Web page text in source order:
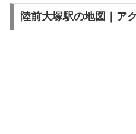
陸前大塚駅の地図｜ア